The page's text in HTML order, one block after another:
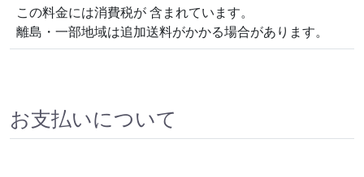
この料金には消費税が 含まれています。
離島・一部地域は追加送料がかかる場合があります。
お支払いについて